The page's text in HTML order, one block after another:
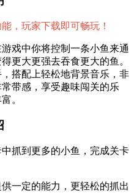
，玩家下载即可畅玩！
戏中你将控制一条小鱼来通
更大更强去吞食更大的鱼。
搭配上轻松地背景音乐，非
带感，享受趣味闯关的乐
。
抓到更多的小鱼，完成关卡
一定的能力，更轻松的抓出